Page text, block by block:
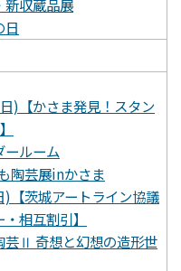
新収蔵品展
日
)【かさま発見！スタン
ールーム
陶芸展inかさま
茨城アートライン協議
相互割引】
芸Ⅱ 奇想と幻想の造形世